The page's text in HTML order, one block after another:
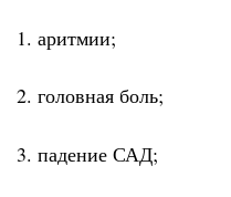
1. аритмии;
2. головная боль;
3. падение САД;